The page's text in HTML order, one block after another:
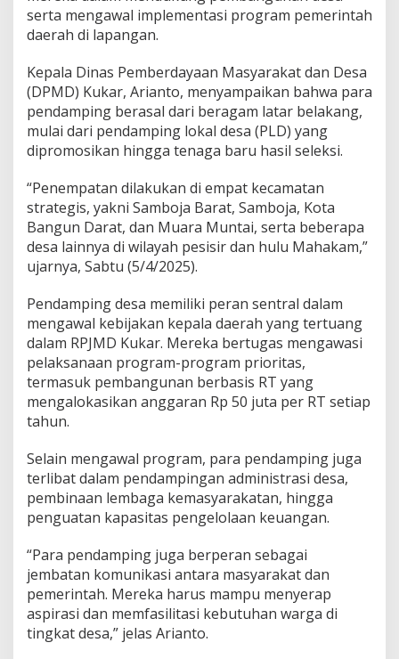
serta mengawal implementasi program pemerintah
daerah di lapangan.
Kepala Dinas Pemberdayaan Masyarakat dan Desa
(DPMD) Kukar, Arianto, menyampaikan bahwa para
pendamping berasal dari beragam latar belakang,
mulai dari pendamping lokal desa (PLD) yang
dipromosikan hingga tenaga baru hasil seleksi.
“Penempatan dilakukan di empat kecamatan
strategis, yakni Samboja Barat, Samboja, Kota
Bangun Darat, dan Muara Muntai, serta beberapa
desa lainnya di wilayah pesisir dan hulu Mahakam,”
ujarnya, Sabtu (5/4/2025).
Pendamping desa memiliki peran sentral dalam
mengawal kebijakan kepala daerah yang tertuang
dalam RPJMD Kukar. Mereka bertugas mengawasi
pelaksanaan program-program prioritas,
termasuk pembangunan berbasis RT yang
mengalokasikan anggaran Rp 50 juta per RT setiap
tahun.
Selain mengawal program, para pendamping juga
terlibat dalam pendampingan administrasi desa,
pembinaan lembaga kemasyarakatan, hingga
penguatan kapasitas pengelolaan keuangan.
“Para pendamping juga berperan sebagai
jembatan komunikasi antara masyarakat dan
pemerintah. Mereka harus mampu menyerap
aspirasi dan memfasilitasi kebutuhan warga di
tingkat desa,” jelas Arianto.